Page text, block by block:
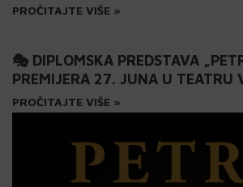
PROČITAJTE VIŠE »
🎭 DIPLOMSKA PREDSTAVA
PREMIJERA 27. JUNA U TEATRU
PROČITAJTE VIŠE »